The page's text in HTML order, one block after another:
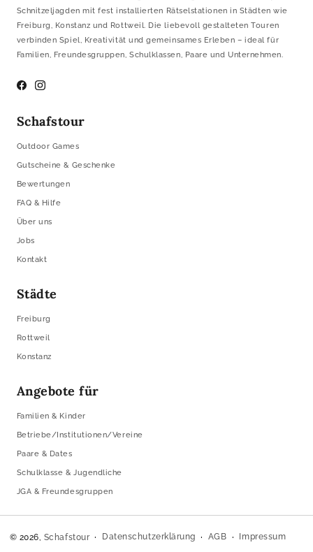
Schnitzeljagden mit fest installierten Rätselstationen in Städten wie
Freiburg, Konstanz und Rottweil. Die liebevoll gestalteten Touren
verbinden Spiel, Kreativität und gemeinsames Erleben – ideal für
Familien, Freundesgruppen, Schulklassen, Paare und Unternehmen.
Facebook
Instagram
Schafstour
Outdoor Games
Gutscheine & Geschenke
Bewertungen
FAQ & Hilfe
Über uns
Jobs
Kontakt
Städte
Freiburg
Rottweil
Konstanz
Angebote für
Familien & Kinder
Betriebe/Institutionen/Vereine
Paare & Dates
Schulklasse & Jugendliche
JGA & Freundesgruppen
© 2026, Schafstour Datenschutzerklärung AGB Impressum